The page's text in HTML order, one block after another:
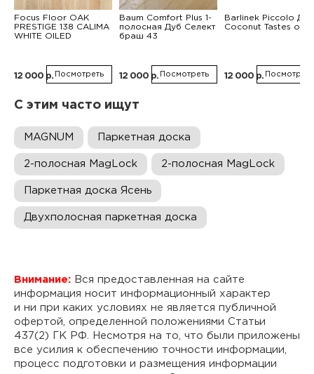
Focus Floor OAK
PRESTIGE 138 CALIMA
WHITE OILED
12 000 р. Посмотреть
Baum Comfort Plus 1-
полосная Дуб Селект
браш 43
12 000 р. Посмотреть
Barlinek Piccolo Дуб
Coconut Tastes of
12 000 р. Посмотреть
С этим часто ищут
MAGNUM Паркетная доска
2-полосная MagLock 2-полосная MagLock
Паркетная доска Ясень
Двухполосная паркетная доска
Внимание: Вся предоставленная на сайте
информация носит информационный характер
и ни при каких условиях не является публичной
офертой, определенной положениями Статьи
437(2) ГК РФ. Несмотря на то, что были приложены
все усилия к обеспечению точности информации,
процесс подготовки и размещения информации